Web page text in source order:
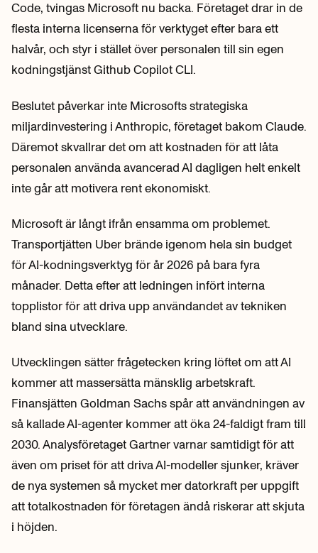
Code, tvingas Microsoft nu backa. Företaget drar in de
flesta interna licenserna för verktyget efter bara ett
halvår, och styr i stället över personalen till sin egen
kodningstjänst Github Copilot CLI.
Beslutet påverkar inte Microsofts strategiska
miljardinvestering i Anthropic, företaget bakom Claude.
Däremot skvallrar det om att kostnaden för att låta
personalen använda avancerad AI dagligen helt enkelt
inte går att motivera rent ekonomiskt.
Microsoft är långt ifrån ensamma om problemet.
Transportjätten Uber brände igenom hela sin budget
för AI-kodningsverktyg för år 2026 på bara fyra
månader. Detta efter att ledningen infört interna
topplistor för att driva upp användandet av tekniken
bland sina utvecklare.
Utvecklingen sätter frågetecken kring löftet om att AI
kommer att massersätta mänsklig arbetskraft.
Finansjätten Goldman Sachs spår att användningen av
så kallade AI-agenter kommer att öka 24-faldigt fram till
2030. Analysföretaget Gartner varnar samtidigt för att
även om priset för att driva AI-modeller sjunker, kräver
de nya systemen så mycket mer datorkraft per uppgift
att totalkostnaden för företagen ändå riskerar att skjuta
i höjden.